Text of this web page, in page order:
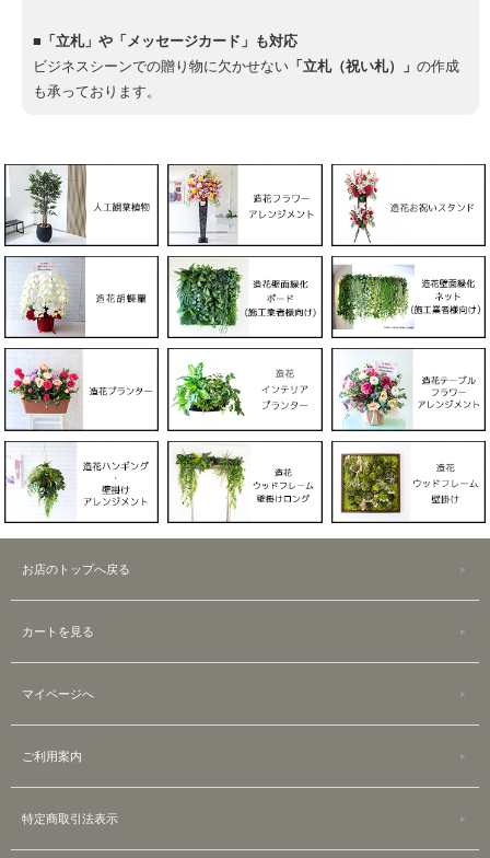
■「立札」や「メッセージカード」も対応
ビジネスシーンでの贈り物に欠かせない 「立札（祝い札）」 の作成
も承っております。
お店のトップへ戻る
カートを見る
マイページへ
ご利用案内
特定商取引法表示